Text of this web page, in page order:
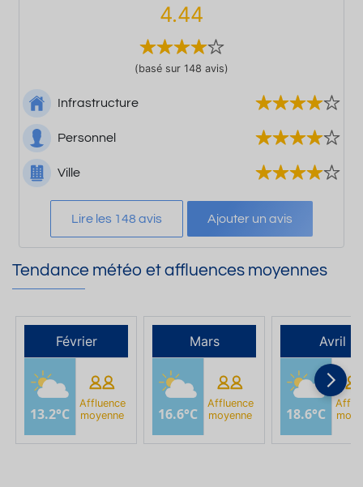
4.44
(basé sur 148 avis)
Infrastructure
Personnel
Ville
Lire les 148 avis Ajouter un avis
Tendance météo et affluences moyennes
Février
13.2°C
Affluence
moyenne
Mars
16.6°C
Affluence
moyenne
Avril
18.6°C